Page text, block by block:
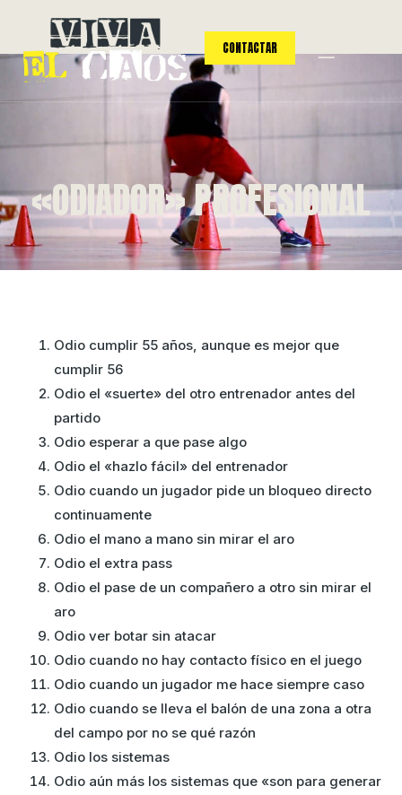
CONTACTAR
«ODIADOR» PROFESIONAL
Odio cumplir 55 años, aunque es mejor que
cumplir 56
Odio el «suerte» del otro entrenador antes del
partido
Odio esperar a que pase algo
Odio el «hazlo fácil» del entrenador
Odio cuando un jugador pide un bloqueo directo
continuamente
Odio el mano a mano sin mirar el aro
Odio el extra pass
Odio el pase de un compañero a otro sin mirar el
aro
Odio ver botar sin atacar
Odio cuando no hay contacto físico en el juego
Odio cuando un jugador me hace siempre caso
Odio cuando se lleva el balón de una zona a otra
del campo por no se qué razón
Odio los sistemas
Odio aún más los sistemas que «son para generar